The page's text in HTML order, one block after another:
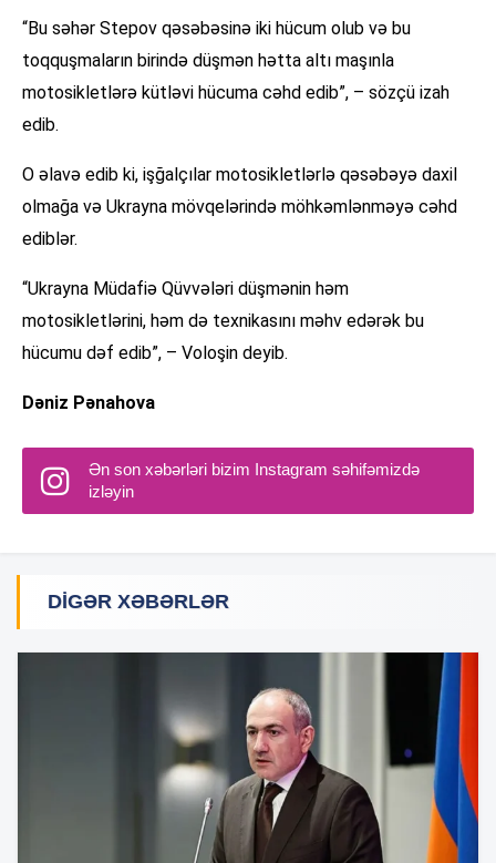
“Bu səhər Stepov qəsəbəsinə iki hücum olub və bu
toqquşmaların birində düşmən hətta altı maşınla
motosikletlərə kütləvi hücuma cəhd edib”, – sözçü izah
edib.
O əlavə edib ki, işğalçılar motosikletlərlə qəsəbəyə daxil
olmağa və Ukrayna mövqelərində möhkəmlənməyə cəhd
ediblər.
“Ukrayna Müdafiə Qüvvələri düşmənin həm
motosikletlərini, həm də texnikasını məhv edərək bu
hücumu dəf edib”, – Voloşin deyib.
Dəniz Pənahova
Ən son xəbərləri bizim Instagram səhifəmizdə
izləyin
DIGƏR XƏBƏRLƏR